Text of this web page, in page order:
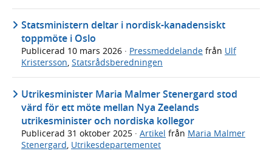
Statsministern deltar i nordisk-kanadensiskt
toppmöte i Oslo
Publicerad 10 mars 2026 · Pressmeddelande från Ulf
Kristersson, Statsrådsberedningen
Utrikesminister Maria Malmer Stenergard stod
värd för ett möte mellan Nya Zeelands
utrikesminister och nordiska kollegor
Publicerad 31 oktober 2025 · Artikel från Maria Malmer
Stenergard Utrikesdepartementet